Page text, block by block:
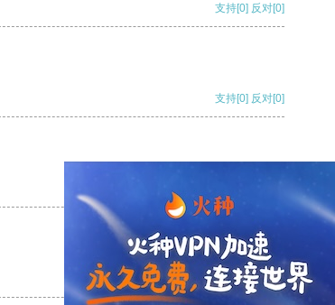
支持[0] 反对[0]
支持[0] 反对[0]
支持 [0] 反对[0]